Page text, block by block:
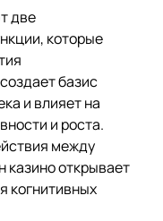
две
которые
базис
и влияет на
и роста.
между
казино открывает
когнитивных